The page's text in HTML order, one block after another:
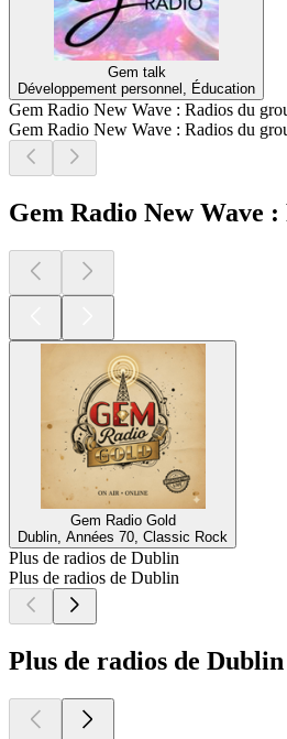
Gem talk
Développement personnel, Éducation
Gem Radio New Wave : Radios du
Gem Radio New Wave : Radios du
Gem Radio New Wave
Gem Radio Gold
Dublin, Années 70, Classic Rock
Plus de radios de Dublin
Plus de radios de Dublin
Plus de radios de Dublin